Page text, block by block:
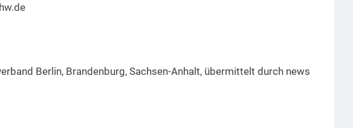
Berlin, Brandenburg, Sachsen-Anhalt, übermittelt durch news